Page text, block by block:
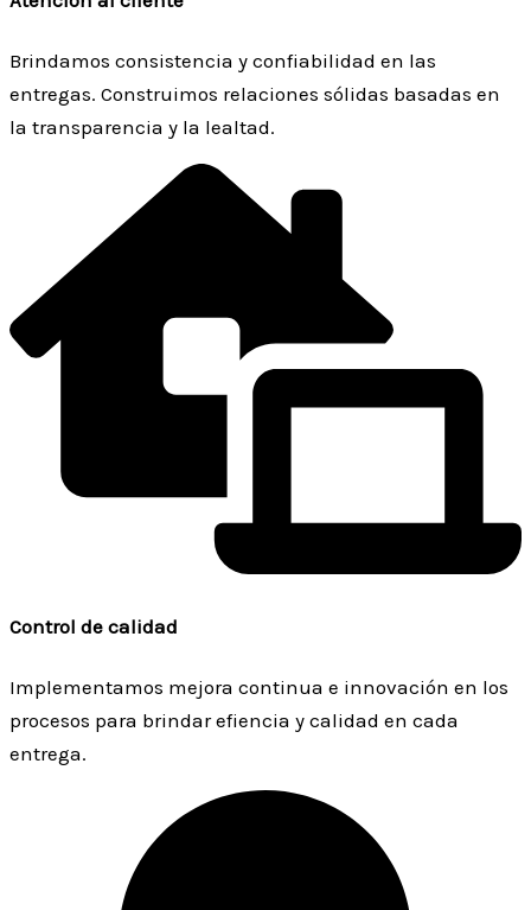
Brindamos consistencia y confiabilidad en las
entregas. Construimos relaciones sólidas basadas en
la transparencia y la lealtad.
Control de calidad
Implementamos mejora continua e innovación en los
procesos para brindar efiencia y calidad en cada
entrega.